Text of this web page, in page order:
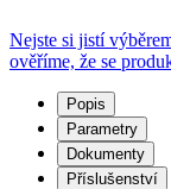
Nejste si jistí
ověříme, že se
Popis
Parametry
Dokumenty
Příslušenství